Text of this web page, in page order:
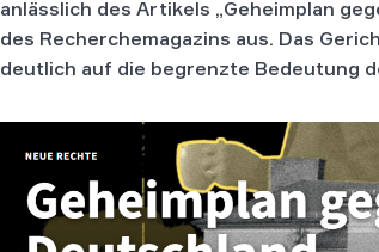
anlässlich des Artikels „Geheimplan
des Recherchemagazins aus. Das
deutlich auf die begrenzte Bedeutung